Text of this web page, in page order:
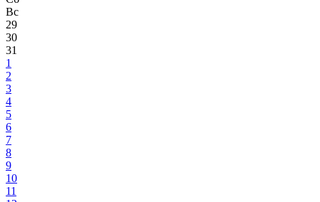
Вс
29
30
31
1
2
3
4
5
6
7
8
9
10
11